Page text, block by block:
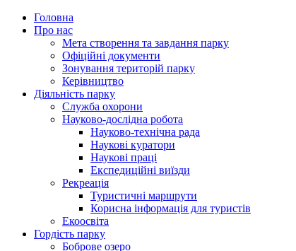
Головна
Про нас
Мета створення та завдання парку
Офіційні документи
Зонування територій парку
Керівництво
Діяльність парку
Служба охорони
Науково-дослідна робота
Науково-технічна рада
Наукові куратори
Наукові праці
Експедиційні виїзди
Рекреація
Туристичні маршрути
Корисна інформація для туристів
Екоосвіта
Гордість парку
Боброве озеро